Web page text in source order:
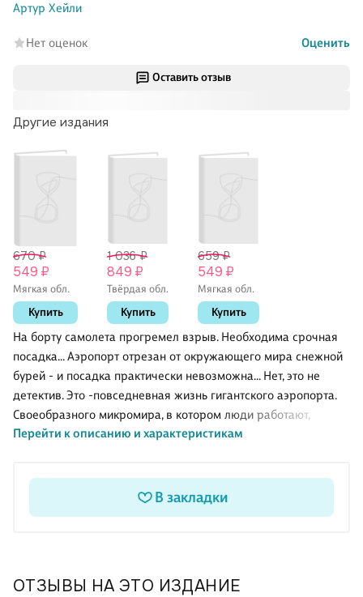
Оставить отзыв
На борту самолета прогремел взрыв. Необходима срочная
посадка... Аэропорт отрезан от окружающего мира снежной
бурей - и посадка практически невозможна... Нет, это не
детектив. Это -повседневная жизнь гигантского аэропорта.
Своеобразного микромира, в котором люди работают,
враждуют, ссорятся, рвутся к успеху. Это - просто один день
Перейти к описанию и характеристикам
Другие издания
670 ₽
549 ₽
Мягкая обл.
Купить
1 036 ₽
849 ₽
Твёрдая обл.
Купить
659 ₽
549 ₽
Мягкая обл.
Купить
Артур Хейли
Нет оценок Оценить
В закладки
ОТЗЫВЫ НА ЭТО ИЗДАНИЕ